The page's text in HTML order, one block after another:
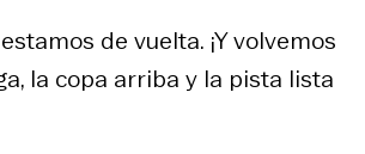
de vuelta. ¡Y volvemos
la copa arriba y la pista lista